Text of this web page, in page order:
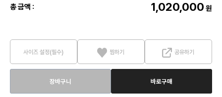
총 금액 : 1,020,000 원
사이즈 설정(필수) 찜하기 공유하기
장바구니 바로구매